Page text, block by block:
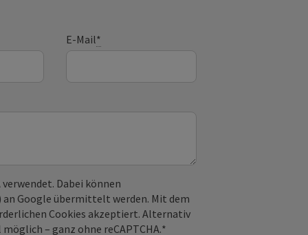
E-Mail*
Dabei können
an Google übermittelt werden. Mit dem
Cookies akzeptiert. Alternativ
– ganz ohne reCAPTCHA.*